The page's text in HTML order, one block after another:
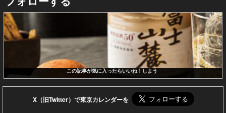
この記事が気に入ったらいいね！しよう
X（旧Twitter）で東京カレンダーを